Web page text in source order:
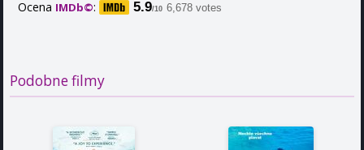
Ocena IMDb©: 5.9/10 6,678 votes
Podobne filmy